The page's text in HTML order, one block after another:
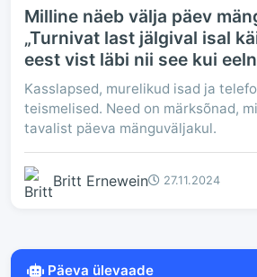
Milline näeb välja päev
„Turnivat last jälgival isal
eest vist läbi nii see kui
Kasslapsed, murelikud isad ja
teismelised. Need on märksõnad,
tavalist päeva mänguväljakul.
Britt Ernewein 27.11.2024
Päeva ülevaade